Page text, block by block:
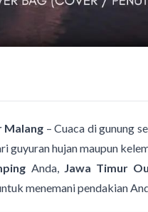
Malang – Cuaca di gunung
guyuran hujan maupun
Anda, Jawa Timur
menemani pendakian